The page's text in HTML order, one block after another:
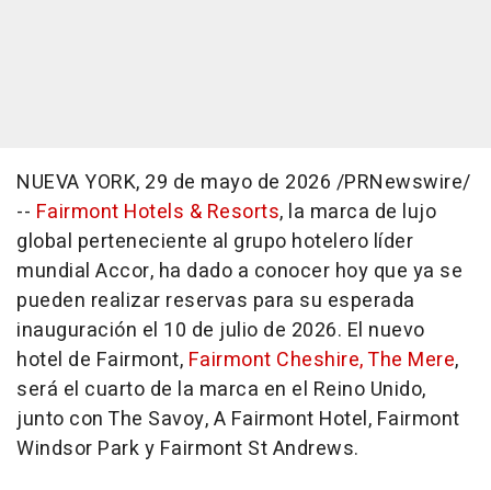
NUEVA YORK, 29 de mayo de 2026 /PRNewswire/
-- Fairmont Hotels & Resorts, la marca de lujo
global perteneciente al grupo hotelero líder
mundial Accor, ha dado a conocer hoy que ya se
pueden realizar reservas para su esperada
inauguración el 10 de julio de 2026. El nuevo
hotel de Fairmont, Fairmont Cheshire, The Mere,
será el cuarto de la marca en el Reino Unido,
junto con The Savoy, A Fairmont Hotel, Fairmont
Windsor Park y Fairmont St Andrews.